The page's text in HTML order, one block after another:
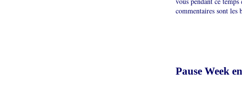
commentaires sont les
Pause Week